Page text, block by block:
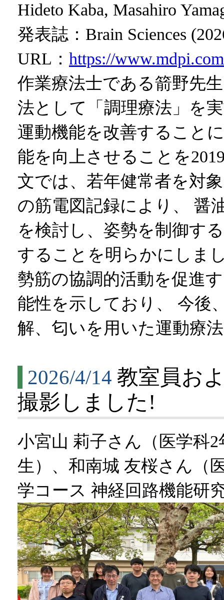
Hideto Kaba, Masahiro
発表誌：Brain Sciences
URL： https://
作業療法士である箭野先
法として「調理療法」を
運動機能を改善すること
能を向上させることを
文では、若年健常者を対
の筋電図記録により、 醤
を検討し、姿勢を制御す
することを明らかにしま
勢筋の協調的活動を促進
能性を示しており、 今後
解、匂いを用いた運動療
2026/4/14 教室員お
撮影しました!
小宮山 莉子さん（医学科
生）、和南城 友桜さん（
学コース 神経回路機能研